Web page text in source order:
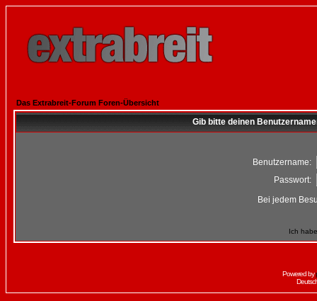
Das Extrabreit-Forum Foren-Übersicht
Gib bitte deinen
Benutzername:
Passwort:
Bei jedem
Ich
Powered by